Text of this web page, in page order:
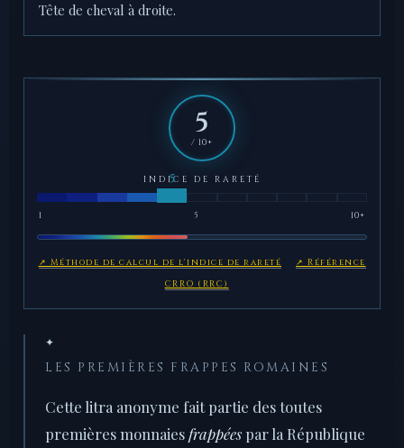
Tête de cheval à droite.
5
/ 10+
INDICE DE RARETÉ
1 5 10+
↗ Méthode de calcul de l'indice de rareté
↗ Référence
CRRO (RRC)
✦
LES PREMIÈRES FRAPPES ROMAINES
Cette litra anonyme fait partie des toutes
premières monnaiesfrappées par la République